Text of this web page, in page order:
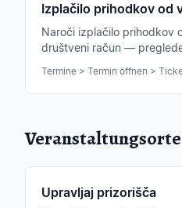
Izplačilo prihodkov od
Naroči izplačilo prihodkov
društveni račun —
Termine > Termin öffnen >
Veranstaltungsorte
Upravljaj prizorišča